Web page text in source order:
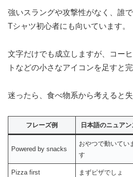
強いスラングや攻撃性がなく、誰
Tシャツ初心者にも向いています。
文字だけでも成立しますが、コー
トなどの小さなアイコンを足すと
迷ったら、食べ物系から考えると失
フレーズ例 日本語のニュアン
Powered by snacks
おやつで動いてい
す
Pizza first まずピザでしょ